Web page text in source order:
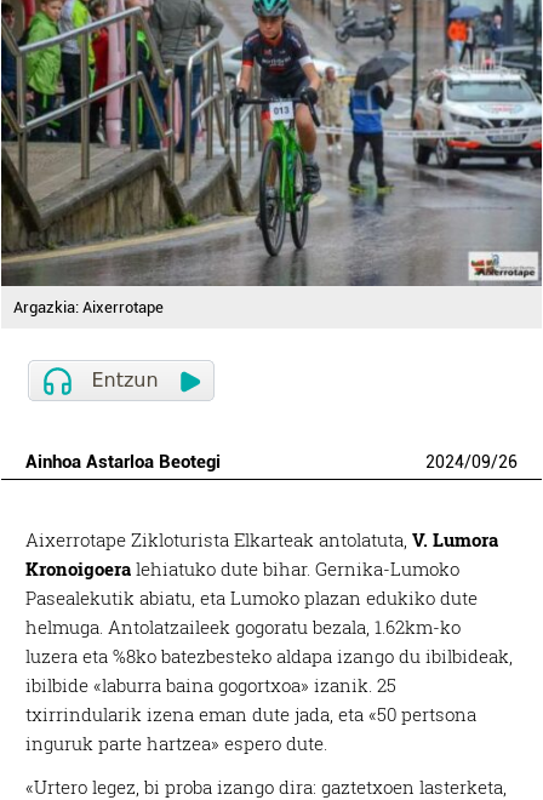
Argazkia: Aixerrotape
Ainhoa Astarloa Beotegi 2024/09/26
Aixerrotape Zikloturista Elkarteak antolatuta,V. Lumora
Kronoigoera lehiatuko dute bihar. Gernika-Lumoko
Pasealekutik abiatu, eta Lumoko plazan edukiko dute
helmuga. Antolatzaileek gogoratu bezala, 1.62km-ko
luzera eta %8ko batezbesteko aldapa izango du ibilbideak,
ibilbide «laburra baina gogortxoa» izanik. 25
txirrindularik izena eman dute jada, eta «50 pertsona
inguruk parte hartzea» espero dute.
«Urtero legez, bi proba izango dira: gaztetxoen lasterketa,